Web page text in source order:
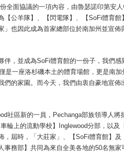
全面協議的一項內容，由魯瑟諾印第安
【公羊隊】、【閃電隊】、【SoFi體育
」也因此成為首家總部位於南加州並宣
伴，並成為SoFi體育館的一份子，我們
是一座洛杉磯本土的體育場館，更是南
們的家園。而今天，我們由衷自豪地宣佈
社區新的一員，Pechanga部族領導人將
輪上的流動學校】Inglewood分部，以及
屆時，「大莊家」、【SoFi體育館】及
事務部】共同為來自全美各地的50名無